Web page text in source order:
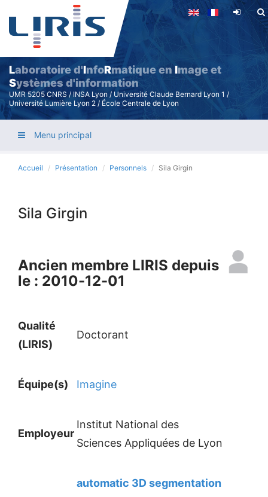
Aller
principal
Laboratoire d'InfoRmatique en Image et
Systèmes d'information
UMR 5205 CNRS / INSA Lyon / Université Claude Bernard Lyon 1 /
Université Lumière Lyon 2 / École Centrale de Lyon
Menu principal
Accueil Présentation Personnels Sila Girgin
Sila Girgin
Ancien membre LIRIS depuis
le : 2010-12-01
Qualité
(LIRIS)
Doctorant
Équipe(s) Imagine
Employeur
Institut National des
Sciences Appliquées de Lyon
automatic 3D segmentation